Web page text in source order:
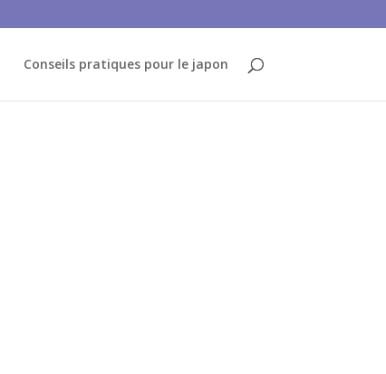
Conseils pratiques pour le japon